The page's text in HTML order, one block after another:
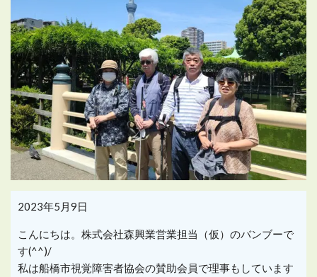
2023年5月9日
こんにちは。株式会社森興業営業担当（仮）のバンブーで
す(^^)/
私は船橋市視覚障害者協会の賛助会員で理事もしています